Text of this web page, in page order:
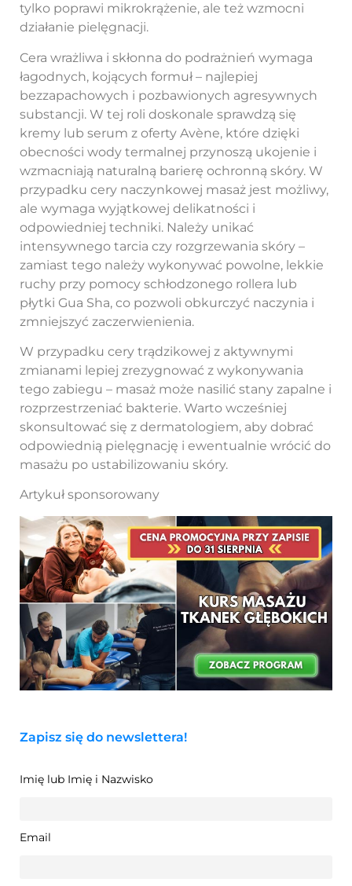
tylko poprawi mikrokrążenie, ale też wzmocni
działanie pielęgnacji.
Cera wrażliwa i skłonna do podrażnień wymaga
łagodnych, kojących formuł – najlepiej
bezzapachowych i pozbawionych agresywnych
substancji. W tej roli doskonale sprawdzą się
kremy lub serum z oferty Avène, które dzięki
obecności wody termalnej przynoszą ukojenie i
wzmacniają naturalną barierę ochronną skóry. W
przypadku cery naczynkowej masaż jest możliwy,
ale wymaga wyjątkowej delikatności i
odpowiedniej techniki. Należy unikać
intensywnego tarcia czy rozgrzewania skóry –
zamiast tego należy wykonywać powolne, lekkie
ruchy przy pomocy schłodzonego rollera lub
płytki Gua Sha, co pozwoli obkurczyć naczynia i
zmniejszyć zaczerwienienia.
W przypadku cery trądzikowej z aktywnymi
zmianami lepiej zrezygnować z wykonywania
tego zabiegu – masaż może nasilić stany zapalne i
rozprzestrzeniać bakterie. Warto wcześniej
skonsultować się z dermatologiem, aby dobrać
odpowiednią pielęgnację i ewentualnie wrócić do
masażu po ustabilizowaniu skóry.
Artykuł sponsorowany
Zapisz się do newslettera!
Imię lub Imię i Nazwisko
Email